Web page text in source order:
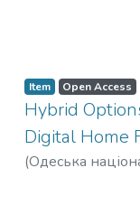
Item Open Access
Hybrid
Digital Home
(Одеська